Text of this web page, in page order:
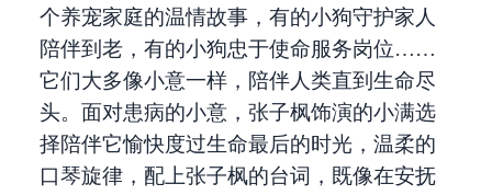
个养宠家庭的温情故事，有的小狗守护家人
陪伴到老，有的小狗忠于使命服务岗位……
它们大多像小意一样，陪伴人类直到生命尽
头。面对患病的小意，张子枫饰演的小满选
择陪伴它愉快度过生命最后的时光，温柔的
口琴旋律，配上张子枫的台词，既像在安抚